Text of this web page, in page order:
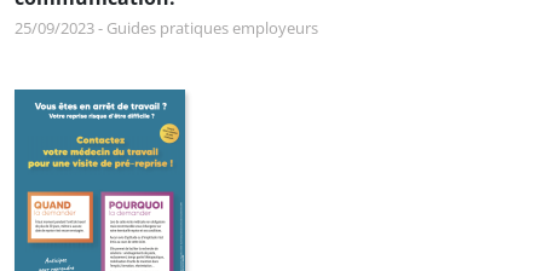
25/09/2023- Guides pratiques employeurs